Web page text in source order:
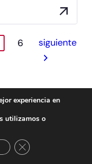
6
siguiente
Digital
ad y
Energía
experiencia en
utilizamos o
Cerrar el banner de